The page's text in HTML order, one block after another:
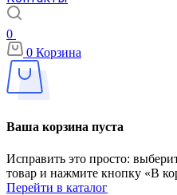
0
0 Корзина
Ваша корзина пуста
Исправить это просто:
товар и нажмите кнопку «В
Перейти в каталог